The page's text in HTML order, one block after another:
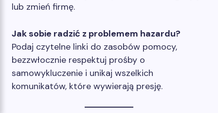
lub zmień firmę.
Jak sobie radzić z problemem hazardu?
Podaj czytelne linki do zasobów pomocy,
bezzwłocznie respektuj prośby o
samowykluczenie i unikaj wszelkich
komunikatów, które wywierają presję.